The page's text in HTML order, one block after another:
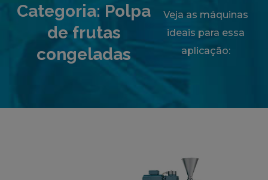
Categoria: Polpa
de frutas
congeladas
Veja as máquinas
ideais para essa
aplicação: